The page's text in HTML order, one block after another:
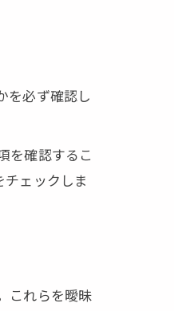
を必ず確認し
を確認するこ
ェックしま
これらを曖昧